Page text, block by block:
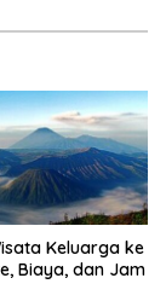
Keluarga ke
Biaya, dan Jam